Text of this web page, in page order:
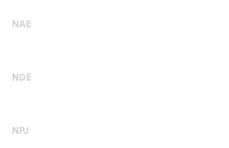
NAE
NDE
NPJ